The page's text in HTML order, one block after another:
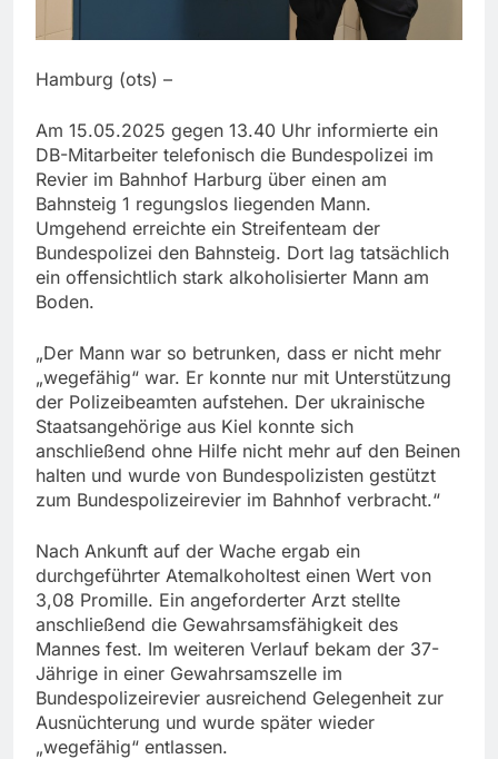
Hamburg (ots) –
Am 15.05.2025 gegen 13.40 Uhr informierte ein
DB-Mitarbeiter telefonisch die Bundespolizei im
Revier im Bahnhof Harburg über einen am
Bahnsteig 1 regungslos liegenden Mann.
Umgehend erreichte ein Streifenteam der
Bundespolizei den Bahnsteig. Dort lag tatsächlich
ein offensichtlich stark alkoholisierter Mann am
Boden.
„Der Mann war so betrunken, dass er nicht mehr
„wegefähig“ war. Er konnte nur mit Unterstützung
der Polizeibeamten aufstehen. Der ukrainische
Staatsangehörige aus Kiel konnte sich
anschließend ohne Hilfe nicht mehr auf den Beinen
halten und wurde von Bundespolizisten gestützt
zum Bundespolizeirevier im Bahnhof verbracht.“
Nach Ankunft auf der Wache ergab ein
durchgeführter Atemalkoholtest einen Wert von
3,08 Promille. Ein angeforderter Arzt stellte
anschließend die Gewahrsamsfähigkeit des
Mannes fest. Im weiteren Verlauf bekam der 37-
Jährige in einer Gewahrsamszelle im
Bundespolizeirevier ausreichend Gelegenheit zur
Ausnüchterung und wurde später wieder
„wegefähig“ entlassen.